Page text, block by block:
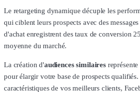
Le retargeting dynamique décuple les
qui ciblent leurs prospects avec des
d'achat enregistrent des taux de conversion
moyenne du marché.
La création d'audiences similairesreprésente
pour élargir votre base de prospects
caractéristiques de vos meilleurs clients,